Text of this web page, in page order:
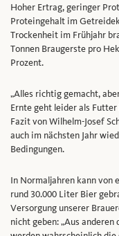
Hoher Ertrag, geringer
Proteingehalt im
Trockenheit im Frühjahr
Tonnen Braugerste pro
Prozent.
„Alles richtig gemacht,
Ernte geht leider als
Fazit von Wilhelm-Josef
auch im nächsten Jahr
Bedingungen.
In Normaljahren kann von
rund 30.000 Liter Bier
Versorgung unserer
nicht geben: „Aus